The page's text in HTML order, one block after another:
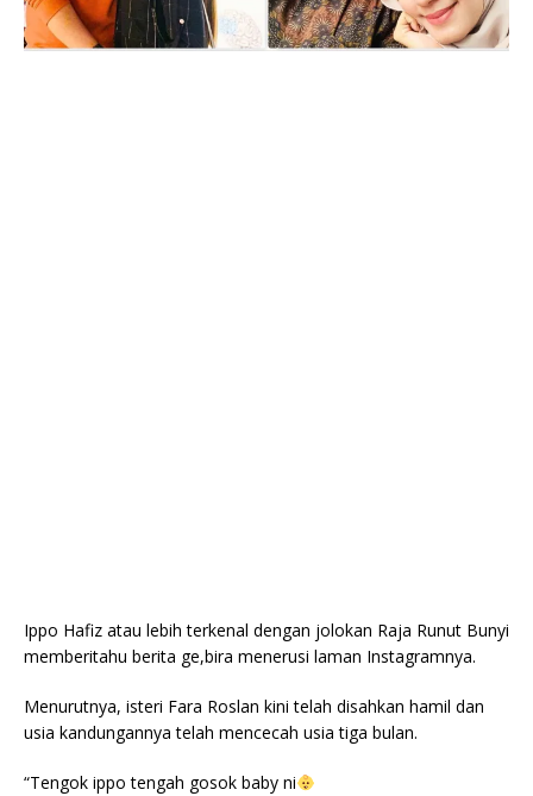
Ippo Hafiz atau lebih terkenal dengan jolokan Raja Runut Bunyi
memberitahu berita ge,bira menerusi laman Instagramnya.
Menurutnya, isteri Fara Roslan kini telah disahkan hamil dan
usia kandungannya telah mencecah usia tiga bulan.
“Tengok ippo tengah gosok baby ni